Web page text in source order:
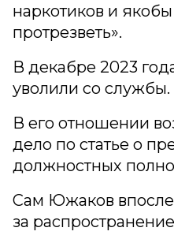
наркотиков и
протрезветь».
В декабре 2023
уволили со службы.
В его отношении
дело по статье о
должностных
Сам Южаков
за